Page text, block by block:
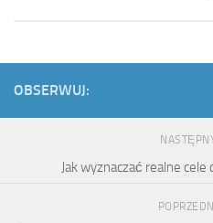
OBSERWUJ:
Jak wyznaczać realne